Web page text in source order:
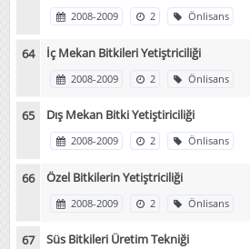
2008-2009 2 Önlisans
İç Mekan Bitkileri Yetiştriciliği
2008-2009 2 Önlisans
Dış Mekan Bitki Yetiştiriciliği
2008-2009 2 Önlisans
Özel Bitkilerin Yetiştriciliği
2008-2009 2 Önlisans
Süs Bitkileri Üretim Tekniği